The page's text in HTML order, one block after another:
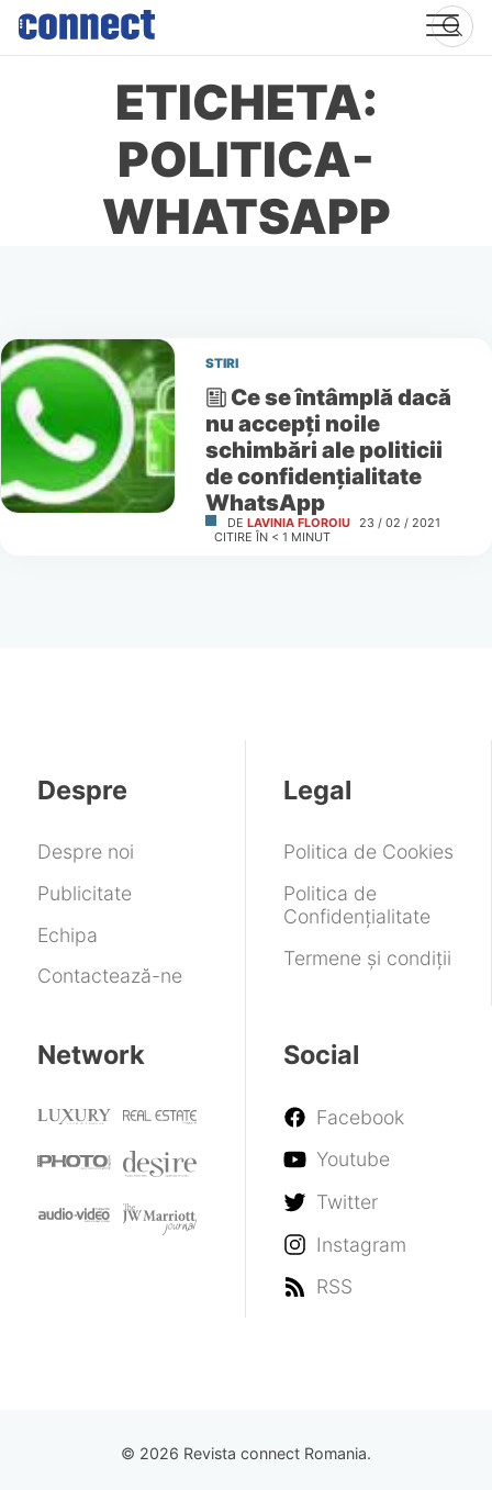
Skip
content
ETICHETA:
POLITICA-
WHATSAPP
STIRI
Ce se întâmplă dacă
nu accepți noile
schimbări ale politicii
de confidențialitate
WhatsApp
DE LAVINIA FLOROIU 23 / 02 / 2021
CITIRE ÎN < 1 MINUT
Despre
Despre noi
Publicitate
Echipa
Contactează-ne
Legal
Politica de Cookies
Politica de
Confidențialitate
Termene și condiții
Network Social
Facebook
Youtube
Twitter
Instagram
RSS
© 2026 Revista connect Romania.